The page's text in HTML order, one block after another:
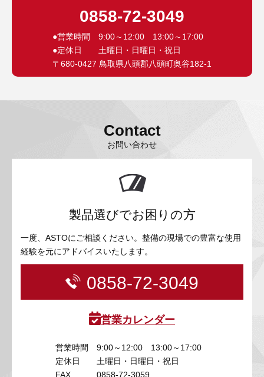
0858-72-3049
●営業時間 9:00～12:00 13:00～17:00
●定休日 土曜日・日曜日・祝日
〒680-0427 鳥取県八頭郡八頭町奥谷182-1
Contact
お問い合わせ
製品選びでお困りの方
一度、ASTOにご相談ください。整備の現場での豊富な使用
経験を元にアドバイスいたします。
0858-72-3049
営業カレンダー
営業時間
9:00～12:00 13:00～17:00
定休日
土曜日・日曜日・祝日
FAX
0858-72-3059